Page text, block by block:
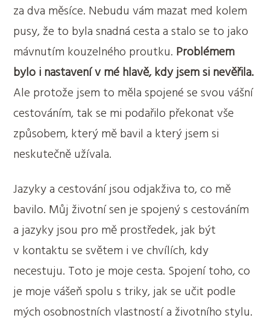
za dva měsíce. Nebudu vám mazat med kolem
pusy, že to byla snadná cesta a stalo se to jako
mávnutím kouzelného proutku. Problémem
bylo i nastavení v mé hlavě, kdy jsem si nevěřila.
Ale protože jsem to měla spojené se svou vášní
cestováním, tak se mi podařilo překonat vše
způsobem, který mě bavil a který jsem si
neskutečně užívala.
Jazyky a cestování jsou odjakživa to, co mě
bavilo. Můj životní sen je spojený s cestováním
a jazyky jsou pro mě prostředek, jak být
v kontaktu se světem i ve chvílích, kdy
necestuju. Toto je moje cesta. Spojení toho, co
je moje vášeň spolu s triky, jak se učit podle
mých osobnostních vlastností a životního stylu.